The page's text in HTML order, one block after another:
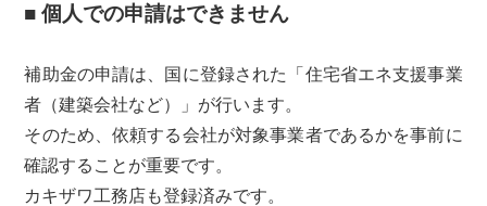
■ 個人での申請はできません
補助金の申請は、国に登録された「住宅省エネ支援事業
者（建築会社など）」が行います。
そのため、依頼する会社が対象事業者であるかを事前に
確認することが重要です。
カキザワ工務店も登録済みです。